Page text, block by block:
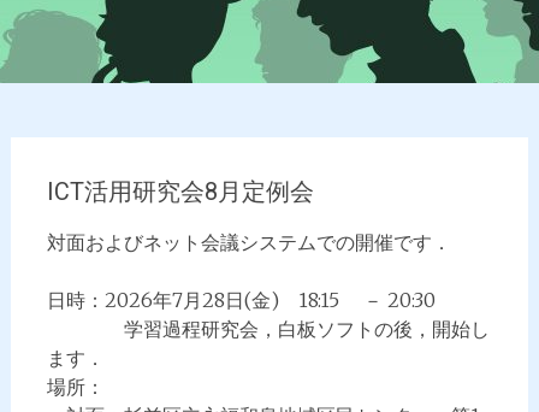
ICT活用研究会8月定例会
対面およびネット会議システムでの開催です．
日時：2026年7月28日(金) 18:15 － 20:30
学習過程研究会，白板ソフトの後，開始し
ます．
場所：